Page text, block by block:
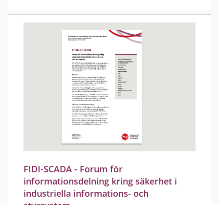
FIDI-SCADA - Forum för
informationsdelning kring säkerhet i
industriella informations- och